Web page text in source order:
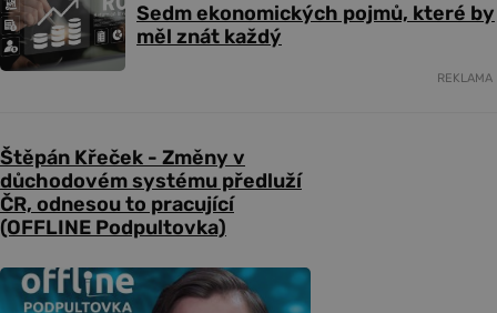
Sedm ekonomických pojmů, které by
měl znát každý
REKLAMA
Štěpán Křeček - Změny v
důchodovém systému předluží
ČR, odnesou to pracující
(OFFLINE Podpultovka)